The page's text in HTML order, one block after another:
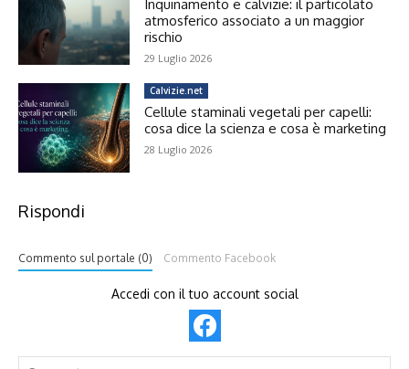
Inquinamento e calvizie: il particolato
atmosferico associato a un maggior
rischio
29 Luglio 2026
Calvizie.net
Cellule staminali vegetali per capelli:
cosa dice la scienza e cosa è marketing
28 Luglio 2026
Rispondi
Commento sul portale (0) Commento Facebook
Accedi con il tuo account social